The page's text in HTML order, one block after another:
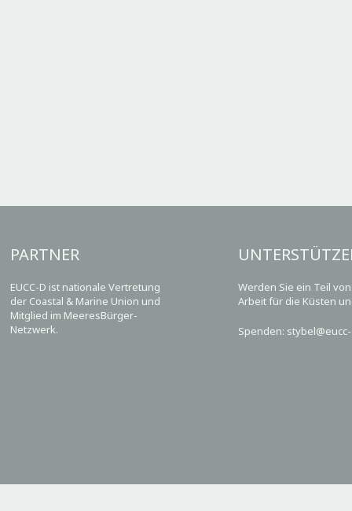
PARTNER
EUCC-D ist nationale Vertretung
der Coastal & Marine Union und
Mitglied im MeeresBürger-
Netzwerk.
Werden Sie ein Teil
Arbeit für die Küsten
Spenden: